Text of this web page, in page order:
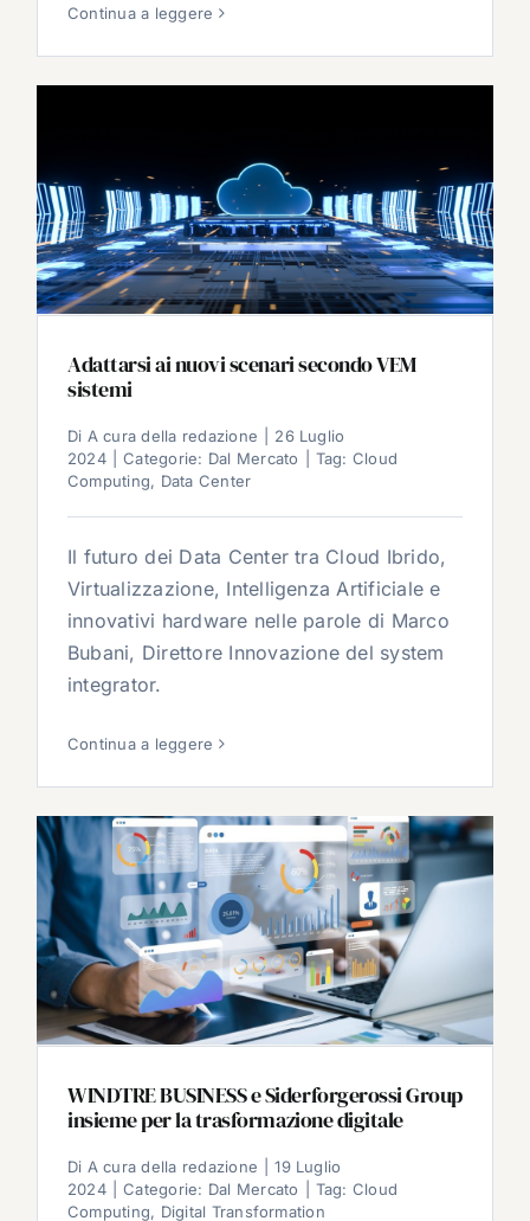
Continua a leggere
Adattarsi ai nuovi scenari secondo VEM
sistemi
Di A cura della redazione
26 Luglio
2024
Categorie: Dal Mercato Tag: Cloud
Computing, Data Center
Il futuro dei Data Center tra Cloud Ibrido,
Virtualizzazione, Intelligenza Artificiale e
innovativi hardware nelle parole di Marco
Bubani, Direttore Innovazione del system
integrator.
Continua a leggere
WINDTRE BUSINESS e Siderforgerossi Group
insieme per la trasformazione digitale
Di A cura della redazione
19 Luglio
2024
Categorie: Dal Mercato Tag: Cloud
Computing, Digital Transformation